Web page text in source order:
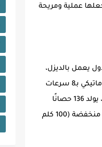
عملية ومريحة
يعمل بالديزل،
سعته 2.0 لتر ويولد قوة 150 حصانًا مع عزم دوران 370 نيوتن.متر، ويقترن بناقل حركة أوتوماتيكي بـ8 سرعات
مع كفاءة ممتازة في استهلاك الوقود تصل إلى 17.3 كم/لتر. أما الخيار الثاني فهو كهربائي، يولد 136 حصانًا
ويعتمد على بطارية بسعة 75 كيلوواط/ساعة، ويصل مداه إلى 285 كيلومترًا. تكلفة شحنه منخفضة (100 كلم